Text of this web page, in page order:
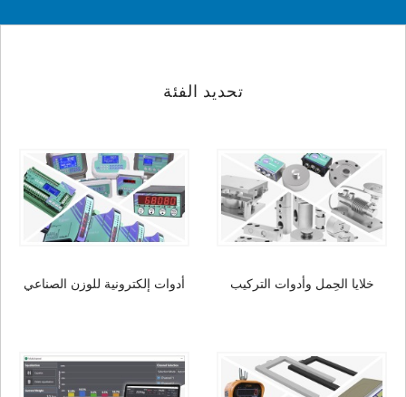
تحديد الفئة
خلايا الحِمل وأدوات التركيب أدوات إلكترونية للوزن الصناعي